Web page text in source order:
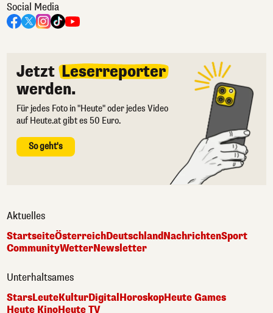
Social Media
Jetzt Leserreporter
werden.
Für jedes Foto in "Heute" oder jedes Video
auf Heute.at gibt es 50 Euro.
So geht's
Aktuelles
StartseiteÖsterreichDeutschlandNachrichtenSport
CommunityWetterNewsletter
Unterhaltsames
StarsLeuteKulturDigitalHoroskopHeute Games
Heute KinoHeute TV